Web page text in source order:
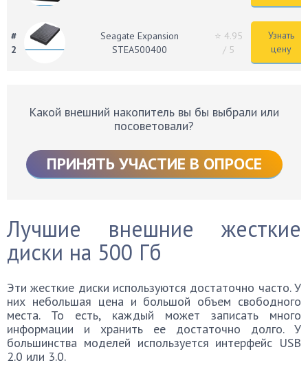
#
2
Seagate Expansion
STEA500400
⭐ 4.95
/ 5
Узнать
цену
Какой внешний накопитель вы бы выбрали или
посоветовали?
ПРИНЯТЬ УЧАСТИЕ В ОПРОСЕ
Лучшие внешние жесткие
диски на 500 Гб
Эти жесткие диски используются достаточно часто. У
них небольшая цена и большой объем свободного
места. То есть, каждый может записать много
информации и хранить ее достаточно долго. У
большинства моделей используется интерфейс USB
2.0 или 3.0.